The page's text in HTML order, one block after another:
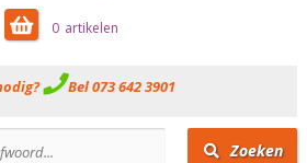
0
Bel 073 642 3901
Zoeken